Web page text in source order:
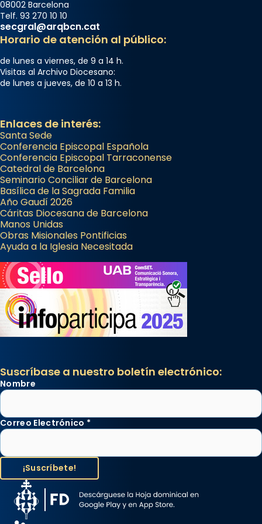
frare Joan Gaspar Roig, afirma en una obra
que les santes són filles de l’antiga Iluro.
Mataró en reivindicarà les relíq
...Ver más
Foto
08002 Barcelona
Telf. 93 270 10 10
secgral@arqbcn.cat
Horario de atención al público:
de lunes a viernes, de 9 a 14 h.
Visitas al Archivo Diocesano:
de lunes a jueves, de 10 a 13 h.
Enlaces de interés:
Santa Sede
Conferencia Episcopal Española
Conferencia Episcopal Tarraconense
Catedral de Barcelona
Seminario Conciliar de Barcelona
Basílica de la Sagrada Familia
Año Gaudí 2026
Cáritas Diocesana de Barcelona
Manos Unidas
Obras Misionales Pontificias
Ayuda a la Iglesia Necesitada
Suscríbase a nuestro boletín electrónico:
Nombre
Correo Electrónico *